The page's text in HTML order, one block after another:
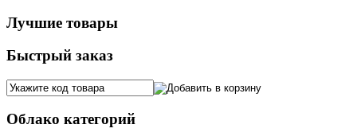
Лучшие товары
Быстрый заказ
Облако категорий